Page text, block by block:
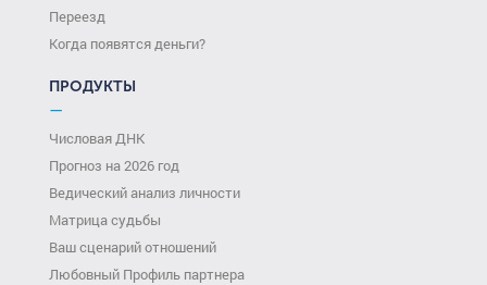
Переезд
Когда появятся деньги?
ПРОДУКТЫ
—
Числовая ДНК
Прогноз на 2026 год
Ведический анализ личности
Матрица судьбы
Ваш сценарий отношений
Любовный Профиль партнера